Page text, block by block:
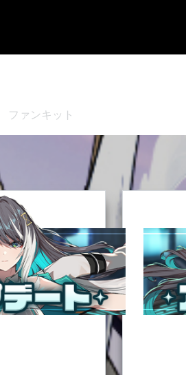
ファンキット